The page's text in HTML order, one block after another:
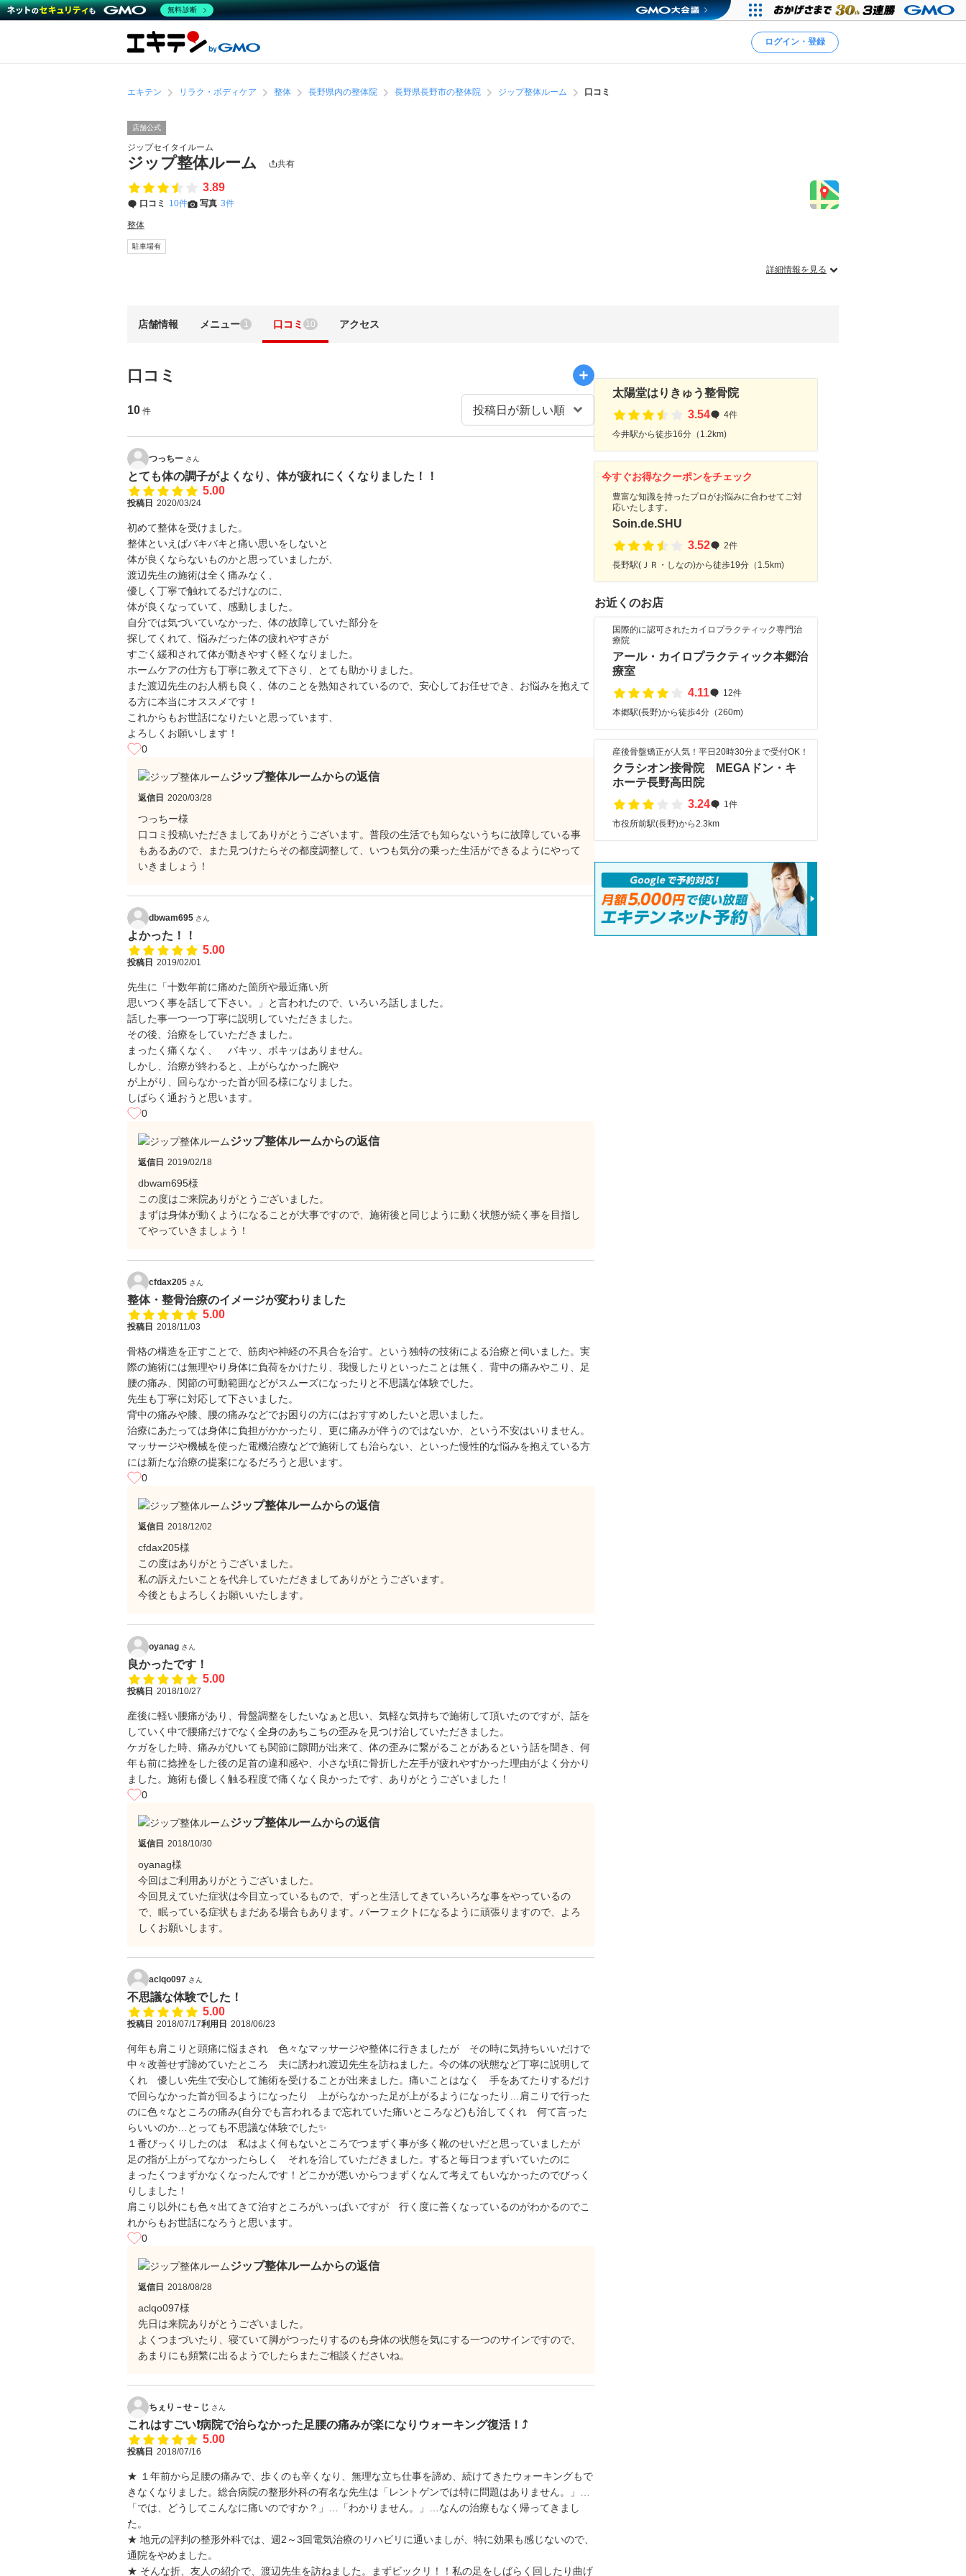
ログイン・登録
エキテン リラク・ボディケア 整体 長野県内の整体院 長野県長野市の整体院 ジップ整体ルーム 口コミ
店舗公式
ジップセイタイルーム
ジップ整体ルーム 共有
3.89
口コミ 10件 写真 3件
整体
駐車場有
詳細情報を見る
店舗情報 メニュー 1 口コミ 10 アクセス
口コミ
10 件
つっちー さん
とても体の調子がよくなり、体が疲れにくくなりました！！
5.00
投稿日 2020/03/24
初めて整体を受けました。
整体といえばバキバキと痛い思いをしないと
体が良くならないものかと思っていましたが、
渡辺先生の施術は全く痛みなく、
優しく丁寧で触れてるだけなのに、
体が良くなっていて、感動しました。
自分では気づいていなかった、体の故障していた部分を
探してくれて、悩みだった体の疲れやすさが
すごく緩和されて体が動きやすく軽くなりました。
ホームケアの仕方も丁寧に教えて下さり、とても助かりました。
また渡辺先生のお人柄も良く、体のことを熟知されているので、安心してお任せでき、お悩みを抱えて
る方に本当にオススメです！
これからもお世話になりたいと思っています、
よろしくお願いします！
0
ジップ整体ルームからの返信
返信日 2020/03/28
つっちー様
口コミ投稿いただきましてありがとうございます。普段の生活でも知らないうちに故障している事
もあるあので、また見つけたらその都度調整して、いつも気分の乗った生活ができるようにやって
いきましょう！
dbwam695 さん
よかった！！
5.00
投稿日 2019/02/01
先生に「十数年前に痛めた箇所や最近痛い所
思いつく事を話して下さい。」と言われたので、いろいろ話しました。
話した事一つ一つ丁寧に説明していただきました。
その後、治療をしていただきました。
まったく痛くなく、 バキッ、ボキッはありません。
しかし、治療が終わると、上がらなかった腕や
が上がり、回らなかった首が回る様になりました。
しばらく通おうと思います。
0
ジップ整体ルームからの返信
返信日 2019/02/18
dbwam695様
この度はご来院ありがとうございました。
まずは身体が動くようになることが大事ですので、施術後と同じように動く状態が続く事を目指し
てやっていきましょう！
cfdax205 さん
整体・整骨治療のイメージが変わりました
5.00
投稿日 2018/11/03
骨格の構造を正すことで、筋肉や神経の不具合を治す。という独特の技術による治療と伺いました。実
際の施術には無理やり身体に負荷をかけたり、我慢したりといったことは無く、背中の痛みやこり、足
腰の痛み、関節の可動範囲などがスムーズになったりと不思議な体験でした。
先生も丁寧に対応して下さいました。
背中の痛みや膝、腰の痛みなどでお困りの方にはおすすめしたいと思いました。
治療にあたっては身体に負担がかかったり、更に痛みが伴うのではないか、という不安はいりません。
マッサージや機械を使った電機治療などで施術しても治らない、といった慢性的な悩みを抱えている方
には新たな治療の提案になるだろうと思います。
0
ジップ整体ルームからの返信
返信日 2018/12/02
cfdax205様
この度はありがとうございました。
私の訴えたいことを代弁していただきましてありがとうございます。
今後ともよろしくお願いいたします。
oyanag さん
良かったです！
5.00
投稿日 2018/10/27
産後に軽い腰痛があり、骨盤調整をしたいなぁと思い、気軽な気持ちで施術して頂いたのですが、話を
していく中で腰痛だけでなく全身のあちこちの歪みを見つけ治していただきました。
ケガをした時、痛みがひいても関節に隙間が出来て、体の歪みに繋がることがあるという話を聞き、何
年も前に捻挫をした後の足首の違和感や、小さな頃に骨折した左手が疲れやすかった理由がよく分かり
ました。施術も優しく触る程度で痛くなく良かったです、ありがとうございました！
0
ジップ整体ルームからの返信
返信日 2018/10/30
oyanag様
今回はご利用ありがとうございました。
今回見えていた症状は今目立っているもので、ずっと生活してきていろいろな事をやっているの
で、眠っている症状もまだある場合もあります。パーフェクトになるように頑張りますので、よろ
しくお願いします。
aclqo097 さん
不思議な体験でした！
5.00
投稿日 2018/07/17利用日 2018/06/23
何年も肩こりと頭痛に悩まされ 色々なマッサージや整体に行きましたが その時に気持ちいいだけで
中々改善せず諦めていたところ 夫に誘われ渡辺先生を訪ねました。今の体の状態など丁寧に説明して
くれ 優しい先生で安心して施術を受けることが出来ました。痛いことはなく 手をあてたりするだけ
で回らなかった首が回るようになったり 上がらなかった足が上がるようになったり…肩こりで行った
のに色々なところの痛み(自分でも言われるまで忘れていた痛いところなど)も治してくれ 何て言った
らいいのか…とっても不思議な体験でした✨
１番びっくりしたのは 私はよく何もないところでつまずく事が多く靴のせいだと思っていましたが
足の指が上がってなかったらしく それを治していただきました。すると毎日つまずいていたのに
まったくつまずかなくなったんです！どこかが悪いからつまずくなんて考えてもいなかったのでびっく
りしました！
肩こり以外にも色々出てきて治すところがいっぱいですが 行く度に善くなっているのがわかるのでこ
れからもお世話になろうと思います。
0
ジップ整体ルームからの返信
返信日 2018/08/28
aclqo097様
先日は来院ありがとうございました。
よくつまづいたり、寝ていて脚がつったりするのも身体の状態を気にする一つのサインですので、
あまりにも頻繁に出るようでしたらまたご相談くださいね。
ちぇり－せ－じ さん
これはすごい❗病院で治らなかった足腰の痛みが楽になりウォーキング復活！⤴
5.00
投稿日 2018/07/16
★ １年前から足腰の痛みで、歩くのも辛くなり、無理な立ち仕事を諦め、続けてきたウォーキングもで
きなくなりました。総合病院の整形外科の有名な先生は「レントゲンでは特に問題はありません。」…
「では、どうしてこんなに痛いのですか？」…「わかりません。」…なんの治療もなく帰ってきまし
た。
★ 地元の評判の整形外科では、週2～3回電気治療のリハビリに通いましが、特に効果も感じないので、
通院をやめました。
★ そんな折、友人の紹介で、渡辺先生を訪ねました。まずビックリ！！私の足をしばらく回したり曲げ
太陽堂はりきゅう整骨院
3.54
4件
今井駅から徒歩16分（1.2km)
今すぐお得なクーポンをチェック
豊富な知識を持ったプロがお悩みに合わせてご対
応いたします。
Soin.de.SHU
3.52
2件
長野駅(ＪＲ・しなの)から徒歩19分（1.5km)
お近くのお店
国際的に認可されたカイロプラクティック専門治
療院
アール・カイロプラクティック本郷治
療室
4.11
12件
本郷駅(長野)から徒歩4分（260m)
産後骨盤矯正が人気！平日20時30分まで受付OK！
クラシオン接骨院 MEGAドン・キ
ホーテ長野高田院
3.24
1件
市役所前駅(長野)から2.3km
無料診断